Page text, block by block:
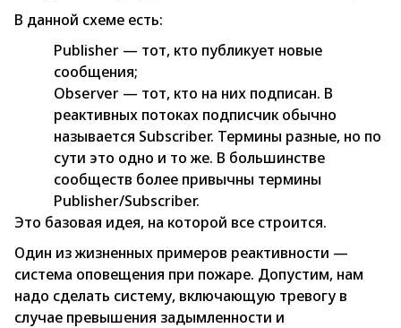
В данной схеме есть:
Publisher — тот, кто публикует новые
сообщения;
Observer — тот, кто на них подписан. В
реактивных потоках подписчик обычно
называется Subscriber. Термины разные, но по
сути это одно и то же. В большинстве
сообществ более привычны термины
Publisher/Subscriber.
Это базовая идея, на которой все строится.
Один из жизненных примеров реактивности —
система оповещения при пожаре. Допустим, нам
надо сделать систему, включающую тревогу в
случае превышения задымленности и